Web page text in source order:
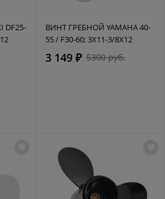
DF25-
ВИНТ ГРЕБНОЙ YAMAHA 40-
55 / F30-60; 3X11-3/8X12
3 149 ₽ 5300 руб.